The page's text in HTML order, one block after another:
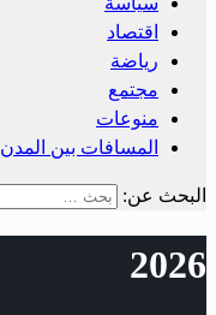
اقتصاد
رياضة
مجتمع
منوعات
المسافات بين المدن
البحث عن:
2026